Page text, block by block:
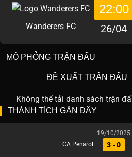
Wanderers FC
22:00
26/04
MÔ PHỎNG TRẬN ĐẤU
ĐỀ XUẤT TRẬN ĐẤU
Không thể tải danh sách trận
THÀNH TÍCH GẦN ĐÂY
19/10/2025
CA Penarol
3 - 0